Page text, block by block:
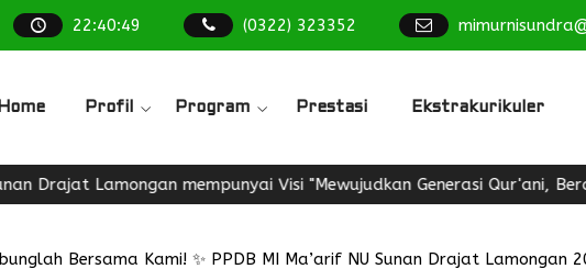
22:40:50 (0322) 323352
Home Profil Program Prestasi Ekstrakurikuler
Lamongan mempunyai Visi "Mewujudkan Generasi Qur'ani,
Bersama Kami! ✨ PPDB MI Ma’arif NU Sunan Drajat